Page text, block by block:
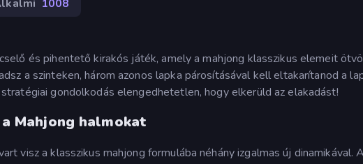
1008
és pihentető kirakós játék, amely a mahjong klasszikus elemeit
a szinteken, három azonos lapka párosításával kell eltakarítanod a
gondolkodás elengedhetetlen, hogy elkerüld az elakadást!
Mahjong halmokat
visz a klasszikus mahjong formulába néhány izgalmas új dinamikával.